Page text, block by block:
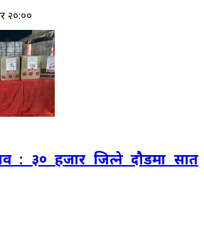
२०:००
: ३० हजार जित्ने दौडमा सात